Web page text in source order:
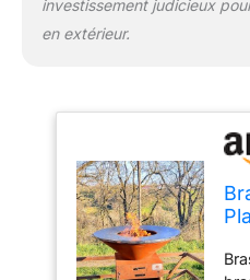
investissement judicieux
en extérieur.